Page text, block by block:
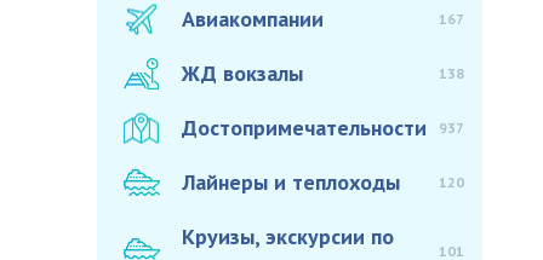
Авиакомпании 167
ЖД вокзалы 138
Достопримечательности 937
Лайнеры и теплоходы 120
Круизы, экскурсии по
101